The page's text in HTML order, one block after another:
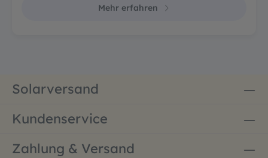
Mehr erfahren
Solarversand
Kundenservice
Zahlung & Versand